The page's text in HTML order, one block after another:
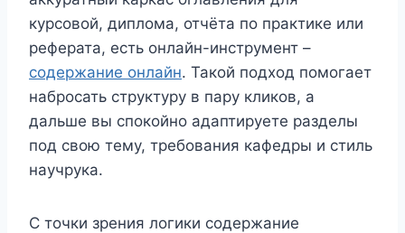
курсовой, диплома, отчёта по практике или
реферата, есть онлайн-инструмент –
содержание онлайн. Такой подход помогает
набросать структуру в пару кликов, а
дальше вы спокойно адаптируете разделы
под свою тему, требования кафедры и стиль
научрука.
С точки зрения логики содержание